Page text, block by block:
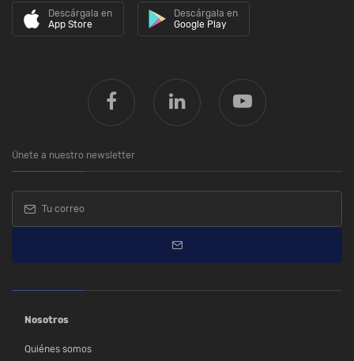
Descárgala en
App Store
Descárgala en
Google Play
Únete a nuestro newsletter
Nosotros
Quiénes somos